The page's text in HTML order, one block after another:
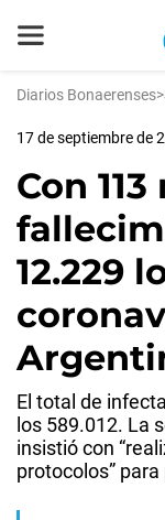
Diarios Bonaerenses>
17 de septiembre de
Con
12.229
El total de
los 589.012. La
insistió con
protocolos”